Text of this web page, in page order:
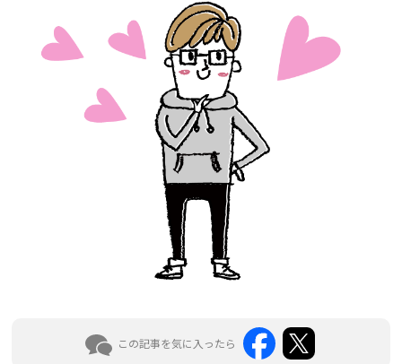
この記事を気に入ったら